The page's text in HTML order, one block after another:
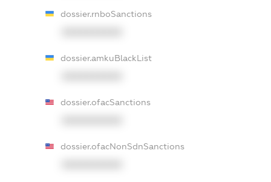
dossier.rnboSanctions
dossier.amkuBlackList
dossier.ofacSanctions
dossier.ofacNonSdnSanctions